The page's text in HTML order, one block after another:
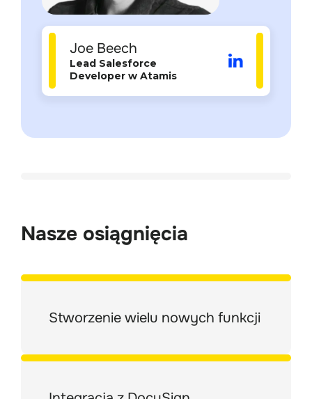
Joe Beech
Lead Salesforce
Developer w Atamis
Nasze osiągnięcia
Stworzenie wielu nowych funkcji